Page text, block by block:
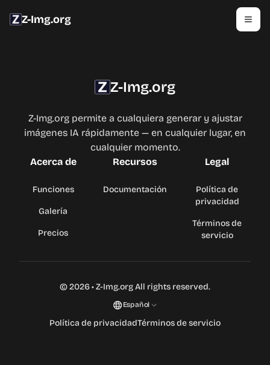
Z-Img.org
Z-Img.org
Z-Img.org permite a cualquiera generar y ajustar
imágenes IA rápidamente — en cualquier lugar, en
cualquier momento.
Acerca de
Funciones
Galería
Precios
Recursos
Documentación
Legal
Política de
privacidad
Términos de
servicio
©2026•Z-Img.orgAll rights reserved.
Español
Política de privacidadTérminos de servicio